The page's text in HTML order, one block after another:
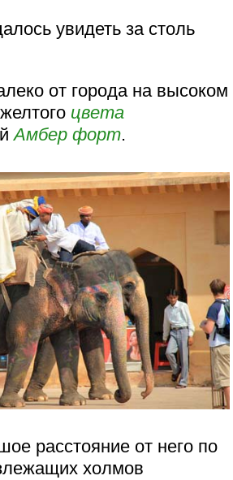
увидеть за столь
от города на высоком
цвета
Амбер форт.
расстояние от него по
холмов